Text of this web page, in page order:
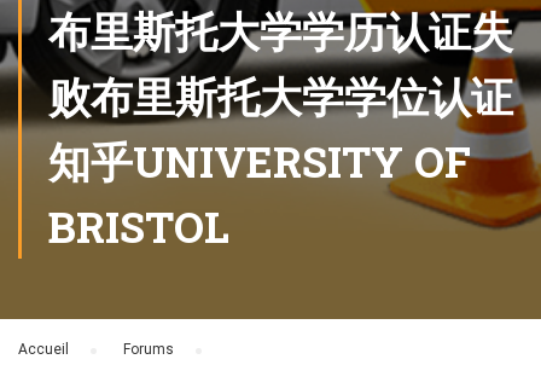
布里斯托大学学历认证失
败布里斯托大学学位认证
知乎UNIVERSITY OF
BRISTOL
Accueil Forums